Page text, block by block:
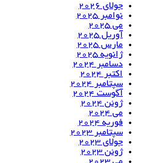
جولای 2026
نوامبر 2025
می 2025
آوریل 2025
مارس 2025
ژانویه 2025
دسامبر 2024
اکتبر 2024
سپتامبر 2024
آگوست 2024
ژوئن 2024
می 2024
فوریه 2024
سپتامبر 2023
جولای 2023
ژوئن 2023